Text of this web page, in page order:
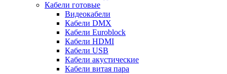
Кабели готовые
Видеокабели
Кабели DMX
Кабели Euroblock
Кабели HDMI
Кабели USB
Кабели акустические
Кабели витая пара